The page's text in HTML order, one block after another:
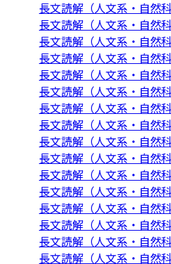
長文読解（人文系・自然
長文読解（人文系・自然
長文読解（人文系・自然
長文読解（人文系・自然
長文読解（人文系・自然
長文読解（人文系・自然
長文読解（人文系・自然
長文読解（人文系・自然
長文読解（人文系・自然
長文読解（人文系・自然
長文読解（人文系・自然
長文読解（人文系・自然
長文読解（人文系・自然
長文読解（人文系・自然
長文読解（人文系・自然
長文読解（人文系・自然